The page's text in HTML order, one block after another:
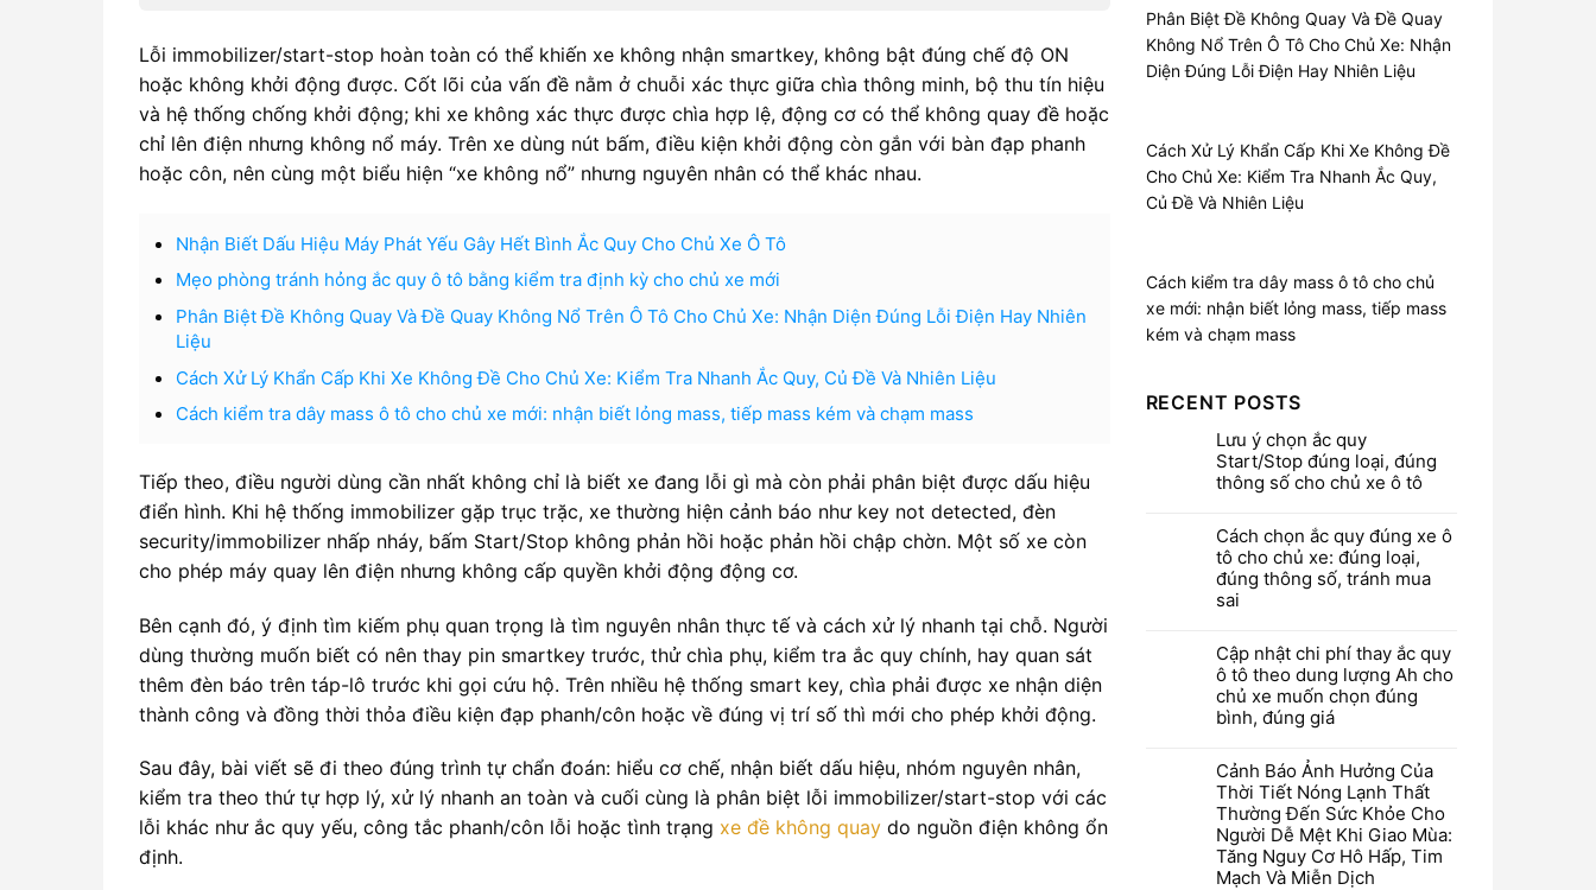
Lỗi immobilizer/start-stop hoàn toàn có thể khiến xe không nhận smartkey, không bật đúng chế độ ON
hoặc không khởi động được. Cốt lõi của vấn đề nằm ở chuỗi xác thực giữa chìa thông minh, bộ thu tín hiệu
và hệ thống chống khởi động; khi xe không xác thực được chìa hợp lệ, động cơ có thể không quay đề hoặc
chỉ lên điện nhưng không nổ máy. Trên xe dùng nút bấm, điều kiện khởi động còn gắn với bàn đạp phanh
hoặc côn, nên cùng một biểu hiện “xe không nổ” nhưng nguyên nhân có thể khác nhau.
Nhận Biết Dấu Hiệu Máy Phát Yếu Gây Hết Bình Ắc Quy Cho Chủ Xe Ô Tô
Mẹo phòng tránh hỏng ắc quy ô tô bằng kiểm tra định kỳ cho chủ xe mới
Phân Biệt Đề Không Quay Và Đề Quay Không Nổ Trên Ô Tô Cho Chủ Xe: Nhận Diện Đúng Lỗi Điện Hay Nhiên
Liệu
Cách Xử Lý Khẩn Cấp Khi Xe Không Đề Cho Chủ Xe: Kiểm Tra Nhanh Ắc Quy, Củ Đề Và Nhiên Liệu
Cách kiểm tra dây mass ô tô cho chủ xe mới: nhận biết lỏng mass, tiếp mass kém và chạm mass
Tiếp theo, điều người dùng cần nhất không chỉ là biết xe đang lỗi gì mà còn phải phân biệt được dấu hiệu
điển hình. Khi hệ thống immobilizer gặp trục trặc, xe thường hiện cảnh báo như key not detected, đèn
security/immobilizer nhấp nháy, bấm Start/Stop không phản hồi hoặc phản hồi chập chờn. Một số xe còn
cho phép máy quay lên điện nhưng không cấp quyền khởi động động cơ.
Bên cạnh đó, ý định tìm kiếm phụ quan trọng là tìm nguyên nhân thực tế và cách xử lý nhanh tại chỗ. Người
dùng thường muốn biết có nên thay pin smartkey trước, thử chìa phụ, kiểm tra ắc quy chính, hay quan sát
thêm đèn báo trên táp-lô trước khi gọi cứu hộ. Trên nhiều hệ thống smart key, chìa phải được xe nhận diện
thành công và đồng thời thỏa điều kiện đạp phanh/côn hoặc về đúng vị trí số thì mới cho phép khởi động.
Sau đây, bài viết sẽ đi theo đúng trình tự chẩn đoán: hiểu cơ chế, nhận biết dấu hiệu, nhóm nguyên nhân,
kiểm tra theo thứ tự hợp lý, xử lý nhanh an toàn và cuối cùng là phân biệt lỗi immobilizer/start-stop với các
lỗi khác như ắc quy yếu, công tắc phanh/côn lỗi hoặc tình trạng xe đề không quay do nguồn điện không ổn
định.
Phân Biệt Đề Không Quay Và Đề Quay
Không Nổ Trên Ô Tô Cho Chủ Xe: Nhận
Diện Đúng Lỗi Điện Hay Nhiên Liệu
Cách Xử Lý Khẩn Cấp Khi Xe Không Đề
Cho Chủ Xe: Kiểm Tra Nhanh Ắc Quy,
Củ Đề Và Nhiên Liệu
Cách kiểm tra dây mass ô tô cho chủ
xe mới: nhận biết lỏng mass, tiếp mass
kém và chạm mass
RECENT POSTS
Lưu ý chọn ắc quy
Start/Stop đúng loại, đúng
thông số cho chủ xe ô tô
Cách chọn ắc quy đúng xe ô
tô cho chủ xe: đúng loại,
đúng thông số, tránh mua
sai
Cập nhật chi phí thay ắc quy
ô tô theo dung lượng Ah cho
chủ xe muốn chọn đúng
bình, đúng giá
Cảnh Báo Ảnh Hưởng Của
Thời Tiết Nóng Lạnh Thất
Thường Đến Sức Khỏe Cho
Người Dễ Mệt Khi Giao Mùa:
Tăng Nguy Cơ Hô Hấp, Tim
Mạch Và Miễn Dịch